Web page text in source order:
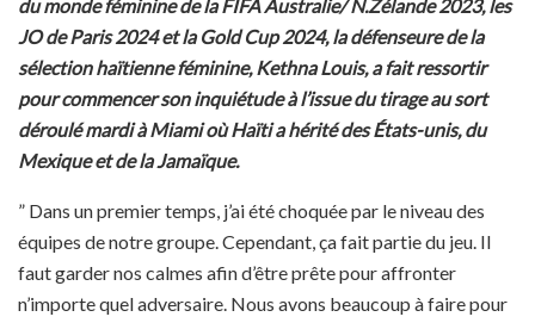
du monde féminine de la FIFA Australie/ N.Zélande 2023, les
JO de Paris 2024 et la Gold Cup 2024, la défenseure de la
sélection haïtienne féminine, Kethna Louis, a fait ressortir
pour commencer son inquiétude à l’issue du tirage au sort
déroulé mardi à Miami où Haïti a hérité des États-unis, du
Mexique et de la Jamaïque.
” Dans un premier temps, j’ai été choquée par le niveau des
équipes de notre groupe. Cependant, ça fait partie du jeu. Il
faut garder nos calmes afin d’être prête pour affronter
n’importe quel adversaire. Nous avons beaucoup à faire pour